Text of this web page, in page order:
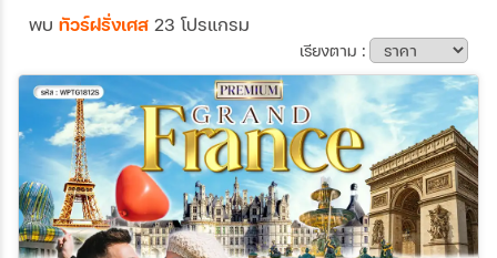
ประเทศ
เมือง
พบ ทัวร์ฝรั่งเศส 23 โปรแกรม
เรียงตาม :